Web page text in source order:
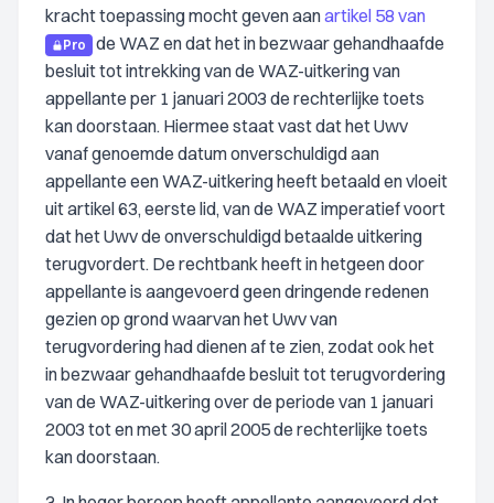
kracht toepassing mocht geven aanartikel 58 van
Pro
de WAZ en dat het in bezwaar gehandhaafde
besluit tot intrekking van de WAZ-uitkering van
appellante per 1 januari 2003 de rechterlijke toets
kan doorstaan. Hiermee staat vast dat het Uwv
vanaf genoemde datum onverschuldigd aan
appellante een WAZ-uitkering heeft betaald en vloeit
uit artikel 63, eerste lid, van de WAZ imperatief voort
dat het Uwv de onverschuldigd betaalde uitkering
terugvordert. De rechtbank heeft in hetgeen door
appellante is aangevoerd geen dringende redenen
gezien op grond waarvan het Uwv van
terugvordering had dienen af te zien, zodat ook het
in bezwaar gehandhaafde besluit tot terugvordering
van de WAZ-uitkering over de periode van 1 januari
2003 tot en met 30 april 2005 de rechterlijke toets
kan doorstaan.